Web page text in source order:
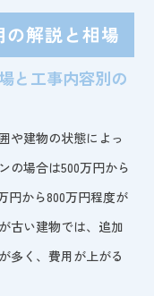
解説と相場
と工事内容別の
や建物の状態によっ
の場合は500万円から
円から800万円程度が
古い建物では、追加
多く、費用が上がる